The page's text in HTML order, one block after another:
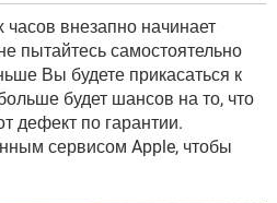
внезапно начинает
пытайтесь самостоятельно
Вы будете прикасаться к
будет шансов на то, что
дефект по гарантии.
сервисом Apple, чтобы